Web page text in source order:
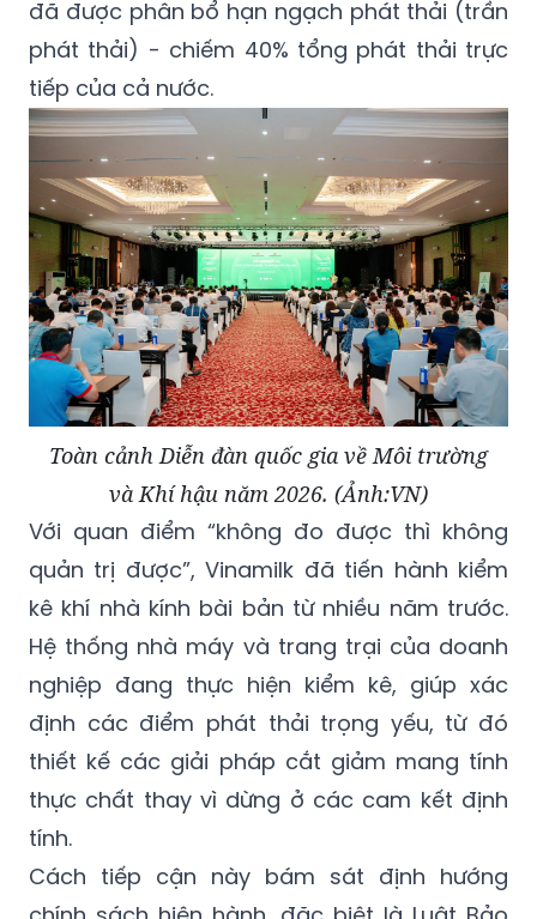
đã được phân bổ hạn ngạch phát thải (trần
phát thải) - chiếm 40% tổng phát thải trực
tiếp của cả nước.
Toàn cảnh Diễn đàn quốc gia về Môi trường
và Khí hậu năm 2026. (Ảnh:VN)
Với quan điểm “không đo được thì không
quản trị được”, Vinamilk đã tiến hành kiểm
kê khí nhà kính bài bản từ nhiều năm trước.
Hệ thống nhà máy và trang trại của doanh
nghiệp đang thực hiện kiểm kê, giúp xác
định các điểm phát thải trọng yếu, từ đó
thiết kế các giải pháp cắt giảm mang tính
thực chất thay vì dừng ở các cam kết định
tính.
Cách tiếp cận này bám sát định hướng